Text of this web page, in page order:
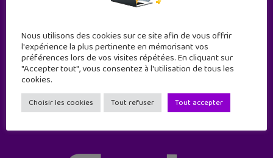
11 numéros par an
Nous utilisons des cookies sur ce site afin de vous offrir
l'expérience la plus pertinente en mémorisant vos
préférences lors de vos visites répétées. En cliquant sur
"Accepter tout", vous consentez à l'utilisation de tous les
cookies.
Choisir les cookies Tout refuser Tout accepter